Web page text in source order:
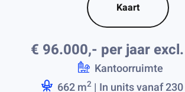
Kaart
€ 96.000,- per jaar
Kantoorruimte
662 m2 | In units vanaf